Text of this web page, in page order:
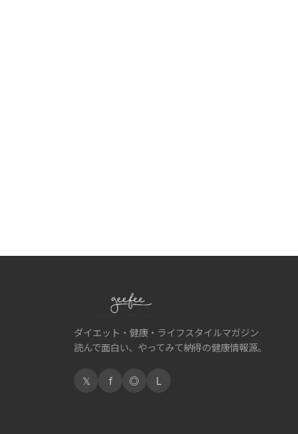
ダイエット・健康・ライフスタイルマガジン
読んで面白い、やってみて納得の健康情報源。
𝕏 f ◎ L